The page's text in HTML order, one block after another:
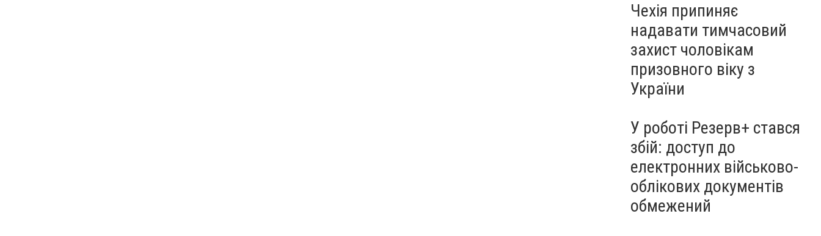
Чехія припиняє
надавати тимчасовий
захист чоловікам
призовного віку з
України
У роботі Резерв+ стався
збій: доступ до
електронних військово-
облікових документів
обмежений